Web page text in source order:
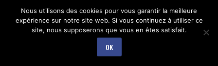
Nous utilisons des cookies pour vous garantir la meilleure
expérience sur notre site web. Si vous continuez à utiliser ce
site, nous supposerons que vous en êtes satisfait.
OK